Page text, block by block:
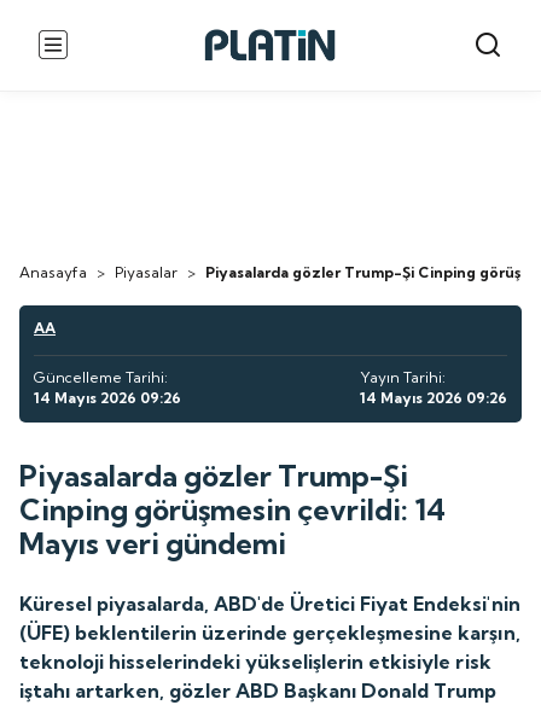
Anasayfa > Piyasalar > Piyasalarda gözler Trump-Şi Cinping
AA
Güncelleme Tarihi:
14 Mayıs 2026 09:26
Yayın Tarihi:
14 Mayıs 2026 09:26
Piyasalarda gözler Trump-Şi
Cinping görüşmesin çevrildi: 14
Mayıs veri gündemi
Küresel piyasalarda, ABD'de Üretici Fiyat Endeksi'nin
(ÜFE) beklentilerin üzerinde gerçekleşmesine karşın,
teknoloji hisselerindeki yükselişlerin etkisiyle risk
iştahı artarken, gözler ABD Başkanı Donald Trump